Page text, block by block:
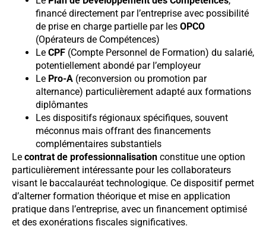
financé directement par l’entreprise avec possibilité
de prise en charge partielle par les OPCO
(Opérateurs de Compétences)
Le CPF (Compte Personnel de Formation) du salarié,
potentiellement abondé par l’employeur
Le Pro-A (reconversion ou promotion par
alternance) particulièrement adapté aux formations
diplômantes
Les dispositifs régionaux spécifiques, souvent
méconnus mais offrant des financements
complémentaires substantiels
Le contrat de professionnalisation constitue une option
particulièrement intéressante pour les collaborateurs
visant le baccalauréat technologique. Ce dispositif permet
d’alterner formation théorique et mise en application
pratique dans l’entreprise, avec un financement optimisé
et des exonérations fiscales significatives.